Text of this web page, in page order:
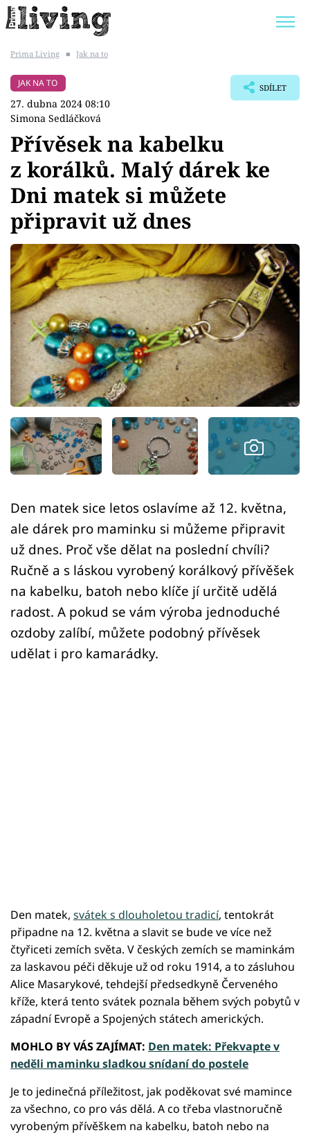
BYDLENÍ SLAVNÝCH
Témata
Bydlení
Zahrada
Design
Sledujte prima+
Přihlášení
Sledujte nás
Prima Living ■ Jak na to
JAK NA TO
27. dubna 2024 08:10
Simona Sedláčková
SDÍLET
Přívěsek na kabelku
z korálků. Malý dárek ke
Dni matek si můžete
připravit už dnes
Den matek sice letos oslavíme až 12. května,
ale dárek pro maminku si můžeme připravit
už dnes. Proč vše dělat na poslední chvíli?
Ručně a s láskou vyrobený korálkový přívěšek
na kabelku, batoh nebo klíče jí určitě udělá
radost. A pokud se vám výroba jednoduché
ozdoby zalíbí, můžete podobný přívěsek
udělat i pro kamarádky.
Den matek, svátek s dlouholetou tradicí, tentokrát
připadne na 12. května a slavit se bude ve více než
čtyřiceti zemích světa. V českých zemích se maminkám
za laskavou péči děkuje už od roku 1914, a to zásluhou
Alice Masarykové, tehdejší předsedkyně Červeného
kříže, která tento svátek poznala během svých pobytů v
západní Evropě a Spojených státech amerických.
MOHLO BY VÁS ZAJÍMAT: Den matek: Překvapte v
neděli maminku sladkou snídaní do postele
Je to jedinečná příležitost, jak poděkovat své mamince
za všechno, co pro vás dělá. A co třeba vlastnoručně
vyrobeným přívěškem na kabelku, batoh nebo na